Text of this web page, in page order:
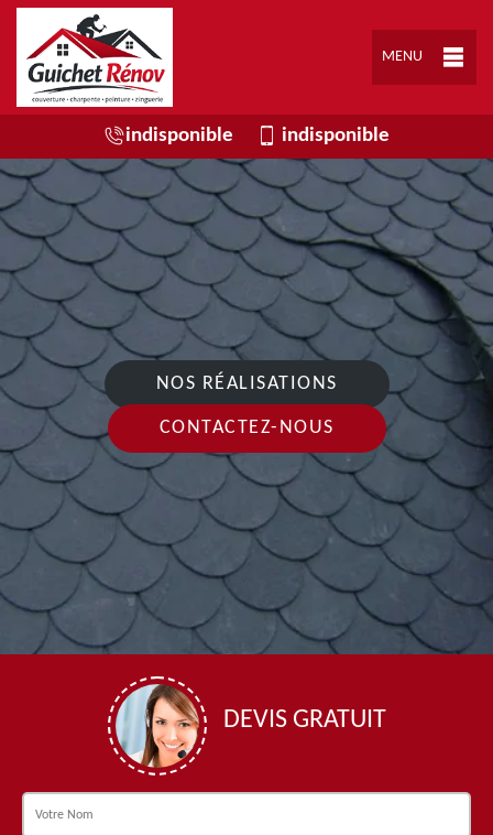
MENU
indisponible indisponible
NOS RÉALISATIONS
CONTACTEZ-NOUS
DEVIS GRATUIT